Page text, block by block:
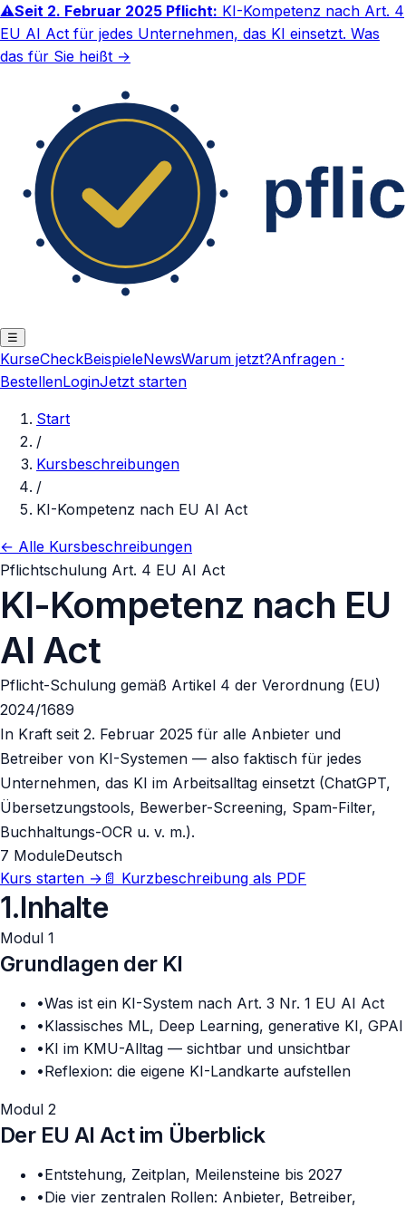
⚠Seit 2. Februar 2025 Pflicht: KI-Kompetenz nach Art. 4
EU AI Act für jedes Unternehmen, das KI einsetzt. Was
das für Sie heißt →
☰
KurseCheckBeispieleNewsWarum jetzt?Anfragen ·
BestellenLoginJetzt starten
Start
/
Kursbeschreibungen
/
KI-Kompetenz nach EU AI Act
← Alle Kursbeschreibungen
Pflichtschulung Art. 4 EU AI Act
KI-Kompetenz nach EU
AI Act
Pflicht-Schulung gemäß Artikel 4 der Verordnung (EU)
2024/1689
In Kraft seit 2. Februar 2025 für alle Anbieter und
Betreiber von KI-Systemen — also faktisch für jedes
Unternehmen, das KI im Arbeitsalltag einsetzt (ChatGPT,
Übersetzungstools, Bewerber-Screening, Spam-Filter,
Buchhaltungs-OCR u. v. m.).
7 ModuleDeutsch
Kurs starten → 📄 Kurzbeschreibung als PDF
1.Inhalte
Modul 1
Grundlagen der KI
•Was ist ein KI-System nach Art. 3 Nr. 1 EU AI Act
•Klassisches ML, Deep Learning, generative KI, GPAI
•KI im KMU-Alltag — sichtbar und unsichtbar
•Reflexion: die eigene KI-Landkarte aufstellen
Modul 2
Der EU AI Act im Überblick
•Entstehung, Zeitplan, Meilensteine bis 2027
•Die vier zentralen Rollen: Anbieter, Betreiber,